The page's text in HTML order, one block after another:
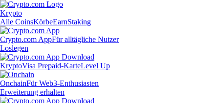
Krypto
Alle CoinsKörbeEarnStaking
Crypto.com AppFür alltägliche Nutzer
Loslegen
KryptoVisa Prepaid-KarteLevel Up
OnchainFür Web3-Enthusiasten
Erweiterung erhalten